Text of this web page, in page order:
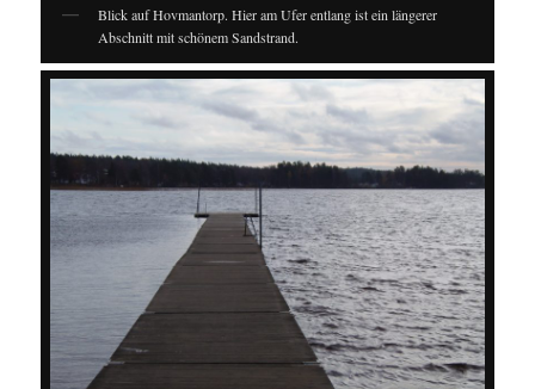
Blick auf Hovmantorp. Hier am Ufer entlang ist ein längerer
Abschnitt mit schönem Sandstrand.